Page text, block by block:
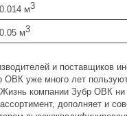
0.014 м3
0.05 м3
и поставщиков
уже много лет
компании Зубр ОВК
дополняет и